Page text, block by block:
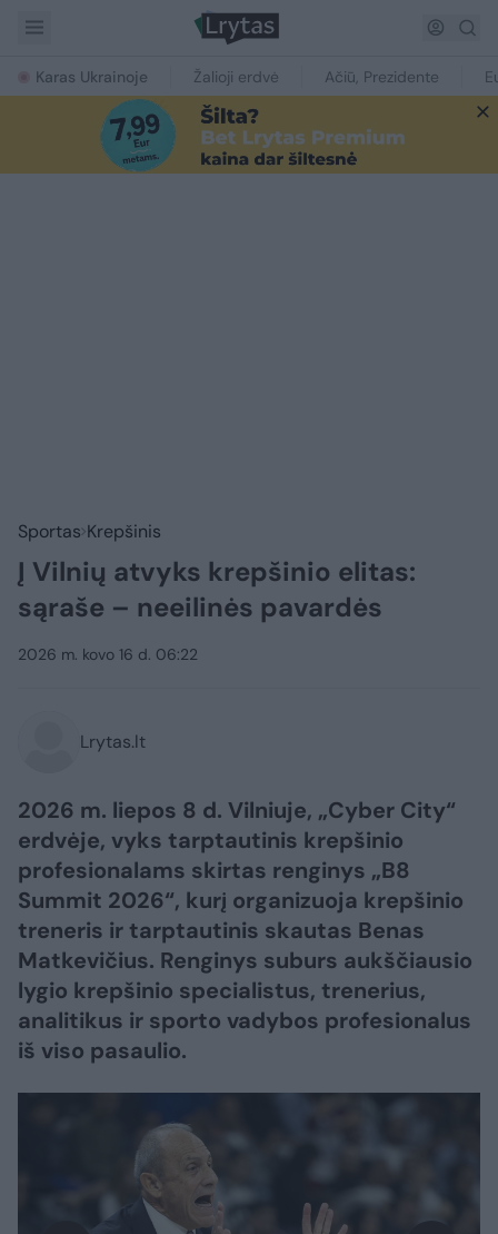
Karas Ukrainoje Žalioji erdvė Ačiū, Prezidente
Sportas Krepšinis
Į Vilnių atvyks krepšinio elitas:
sąraše – neeilinės pavardės
2026 m. kovo 16 d. 06:22
Lrytas.lt
2026 m. liepos 8 d. Vilniuje, „Cyber City“
erdvėje, vyks tarptautinis krepšinio
profesionalams skirtas renginys „B8
Summit 2026“, kurį organizuoja krepšinio
treneris ir tarptautinis skautas Benas
Matkevičius. Renginys suburs aukščiausio
lygio krepšinio specialistus, trenerius,
analitikus ir sporto vadybos profesionalus
iš viso pasaulio.